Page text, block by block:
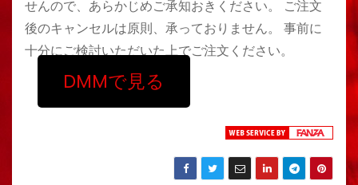
せんので、あらかじめご承知おきください。 ご注文
後のキャンセルは原則、承っておりません。 事前に
十分にご検討いただいた上でご注文ください。
DMMで見る